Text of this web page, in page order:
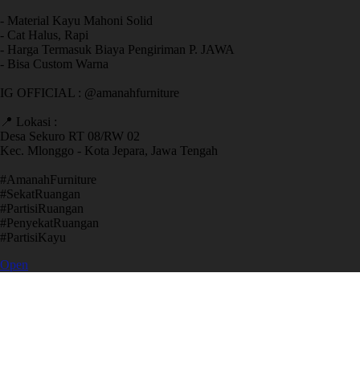
- Material Kayu Mahoni Solid
- Cat Halus, Rapi
- Harga Termasuk Biaya Pengiriman P. JAWA
- Bisa Custom Warna
IG OFFICIAL : @amanahfurniture
📍 Lokasi :
Desa Sekuro RT 08/RW 02
Kec. Mlonggo - Kota Jepara, Jawa Tengah
​#AmanahFurniture
​#SekatRuangan
​#PartisiRuangan
​#PenyekatRuangan
​#PartisiKayu
Open